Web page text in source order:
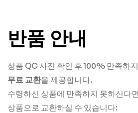
반품 안내
상품 QC 사진 확인 후 100% 만족하
무료 교환을 제공합니다.
수령하신 상품에 만족하지 못하신다
상품으로 교환하실 수 있습니다: